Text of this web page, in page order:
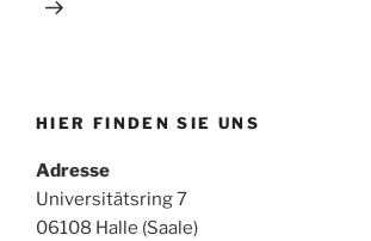
HIER FINDEN SIE UNS
Adresse
Universitätsring 7
06108 Halle (Saale)